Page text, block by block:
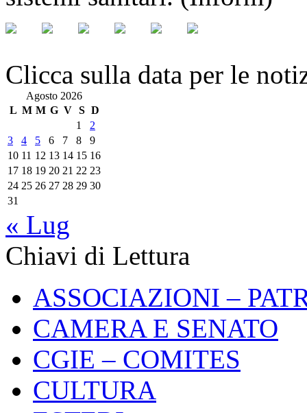
Clicca sulla data per le
Agosto 2026
L M M G V S D
1
2
3
4 5 6 7 8
9
10 11 12 13 14 15 16
17 18 19 20 21 22 23
24 25 26 27 28 29 30
31
« Lug
Chiavi di Lettura
ASSOCIAZIONI –
CAMERA E SENATO
CGIE – COMITES
CULTURA